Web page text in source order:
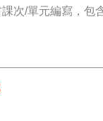
次/單元編寫，包